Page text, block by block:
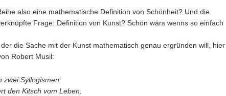
also eine mathematische Definition von Schönheit? Und die
Frage: Definition von Kunst? Schön wärs wenns so einfach
die Sache mit der Kunst mathematisch genau ergründen will, hier
Robert Musil:
zwei Syllogismen:
den Kitsch vom Leben.